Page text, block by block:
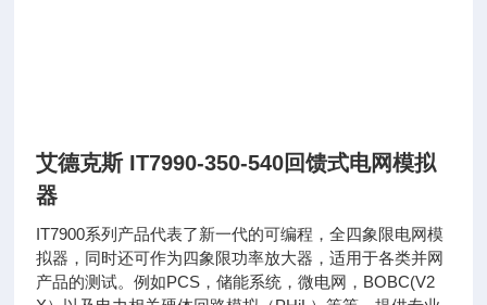
艾德克斯 IT7990-350-540回馈式电网模拟
器
IT7900系列产品代表了新一代的可编程，全四象限电网模
拟器，同时还可作为四象限功率放大器，适用于各类并网
产品的测试。例如PCS，储能系统，微电网，BOBC(V2